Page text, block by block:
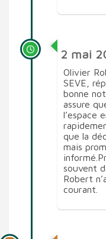
2 mai
Olivier
SEVE,
bonne
assure
l’espace
que la
mais
souvent
Robert
courant.